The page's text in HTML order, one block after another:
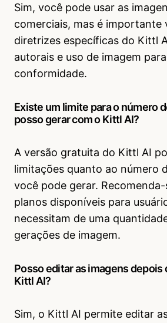
Sim, você pode usar as
comerciais, mas é importante
diretrizes específicas do Kittl
autorais e uso de imagem
conformidade.
Existe um limite para o número
posso gerar com o Kittl AI?
A versão gratuita do Kittl AI
limitações quanto ao número
você pode gerar.
planos disponíveis para
necessitam de uma
gerações de imagem.
Posso editar as imagens depois
Kittl AI?
Sim, o Kittl AI permite editar